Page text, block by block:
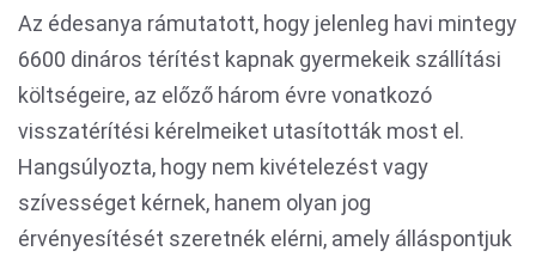
Az édesanya rámutatott, hogy jelenleg havi mintegy
6600 dináros térítést kapnak gyermekeik szállítási
költségeire, az előző három évre vonatkozó
visszatérítési kérelmeiket utasították most el.
Hangsúlyozta, hogy nem kivételezést vagy
szívességet kérnek, hanem olyan jog
érvényesítését szeretnék elérni, amely álláspontjuk